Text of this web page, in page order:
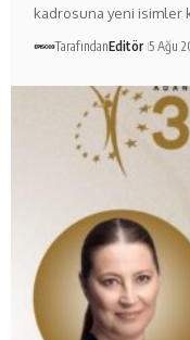
kadrosuna yeni isimler
TarafındanEditör 5 Ağu